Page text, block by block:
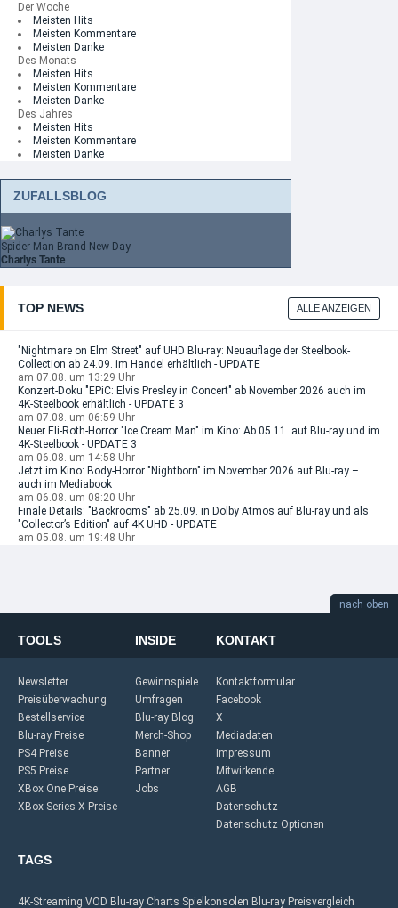
Der Woche
Meisten Hits
Meisten Kommentare
Meisten Danke
Des Monats
Meisten Hits
Meisten Kommentare
Meisten Danke
Des Jahres
Meisten Hits
Meisten Kommentare
Meisten Danke
ZUFALLSBLOG
Spider-Man Brand New Day
Charlys Tante
TOP NEWS ALLE ANZEIGEN
"Nightmare on Elm Street" auf UHD Blu-ray: Neuauflage der Steelbook-
Collection ab 24.09. im Handel erhältlich - UPDATE
am 07.08. um 13:29 Uhr
Konzert-Doku "EPiC: Elvis Presley in Concert" ab November 2026 auch im
4K-Steelbook erhältlich - UPDATE 3
am 07.08. um 06:59 Uhr
Neuer Eli-Roth-Horror "Ice Cream Man" im Kino: Ab 05.11. auf Blu-ray und im
4K-Steelbook - UPDATE 3
am 06.08. um 14:58 Uhr
Jetzt im Kino: Body-Horror "Nightborn" im November 2026 auf Blu-ray –
auch im Mediabook
am 06.08. um 08:20 Uhr
Finale Details: "Backrooms" ab 25.09. in Dolby Atmos auf Blu-ray und als
"Collector’s Edition" auf 4K UHD - UPDATE
am 05.08. um 19:48 Uhr
nach oben
TOOLS
Newsletter
Preisüberwachung
Bestellservice
Blu-ray Preise
PS4 Preise
PS5 Preise
XBox One Preise
XBox Series X Preise
INSIDE
Gewinnspiele
Umfragen
Blu-ray Blog
Merch-Shop
Banner
Partner
Jobs
KONTAKT
Kontaktformular
Facebook
X
Mediadaten
Impressum
Mitwirkende
AGB
Datenschutz
Datenschutz Optionen
TAGS
4K-Streaming VOD Blu-ray Charts Spielkonsolen Blu-ray Preisvergleich